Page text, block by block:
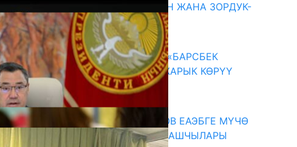
ГЕНДЕРДИК БАСМЫРЛООДОН ЖАНА ЗОРДУК-
ЗОМБУЛУКТАН КОРГОО
07.08.2026
КЫРГЫЗ ТАРЫХЫ ТАСМАДА: «БАРСБЕК
КАГАН» КӨРКӨМ ТАСМАСЫ ЖАРЫК КӨРҮҮ
АЛДЫНДА
07.08.2026
ПРЕЗИДЕНТ САДЫР ЖАПАРОВ ЕАЭБГЕ МҮЧӨ
МАМЛЕКЕТТЕРДИН ӨКМӨТ БАШЧЫЛАРЫ